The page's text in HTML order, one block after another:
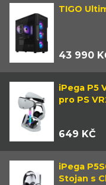
TIGO
43 990
iPega P5
pro PS
649 KČ
iPega
Stojan s